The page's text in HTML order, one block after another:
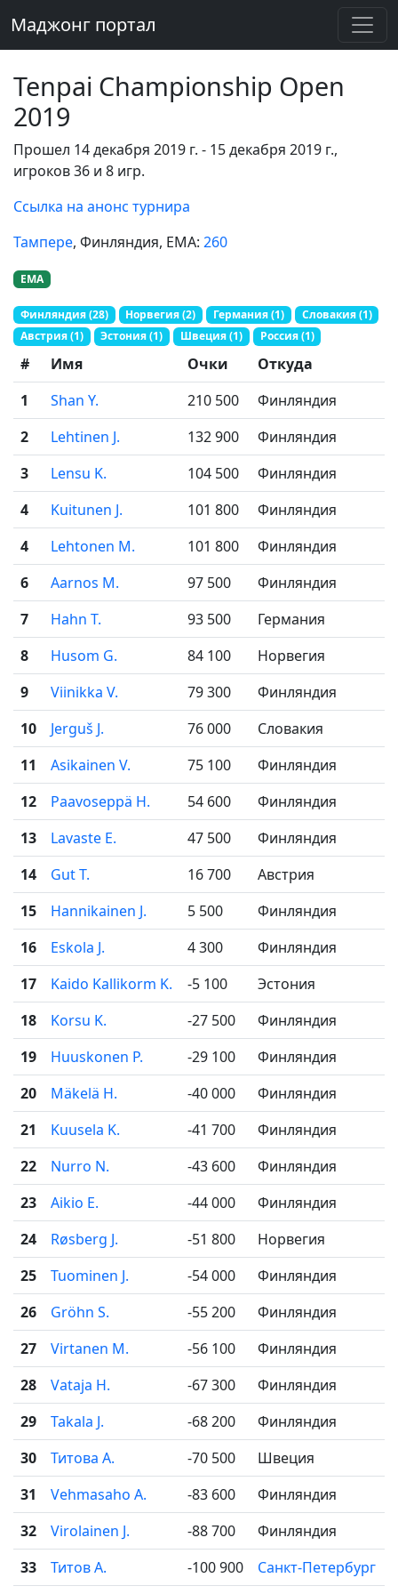
Маджонг портал
Tenpai Championship Open
2019
Прошел 14 декабря 2019 г. - 15 декабря 2019 г.,
игроков 36 и 8 игр.
Ссылка на анонс турнира
Тампере, Финляндия, EMA: 260
EMA
Финляндия (28) Норвегия (2) Германия (1)
Словакия (1)
Австрия (1)
Эстония (1) Швеция (1) Россия (1)
# Имя Очки
Откуда
1
Shan Y. 210 500
Финляндия
2
Lehtinen J. 132 900
Финляндия
3
Lensu K. 104 500
Финляндия
4
Kuitunen J. 101 800
Финляндия
4
Lehtonen M. 101 800
Финляндия
6
Aarnos M. 97 500
Финляндия
7
Hahn T. 93 500
Германия
8
Husom G. 84 100
Норвегия
9
Viinikka V. 79 300
Финляндия
10
Jerguš J. 76 000
Словакия
11
Asikainen V. 75 100
Финляндия
12
Paavoseppä H. 54 600
Финляндия
13
Lavaste E. 47 500
Финляндия
14
Gut T. 16 700
Австрия
15
Hannikainen J. 5 500
Финляндия
16
Eskola J. 4 300
Финляндия
17
Kaido Kallikorm K. -5 100
Эстония
18
Korsu K. -27 500
Финляндия
19
Huuskonen P. -29 100
Финляндия
20
Mäkelä H. -40 000
Финляндия
21
Kuusela K. -41 700
Финляндия
22
Nurro N. -43 600
Финляндия
23
Aikio E. -44 000
Финляндия
24
Røsberg J. -51 800
Норвегия
25
Tuominen J. -54 000
Финляндия
26
Gröhn S. -55 200
Финляндия
27
Virtanen M. -56 100
Финляндия
28
Vataja H. -67 300
Финляндия
29
Takala J. -68 200
Финляндия
30
Титова А. -70 500
Швеция
31
Vehmasaho A. -83 600
Финляндия
32
Virolainen J. -88 700
Финляндия
33
Титов А. -100 900
Санкт-Петербург